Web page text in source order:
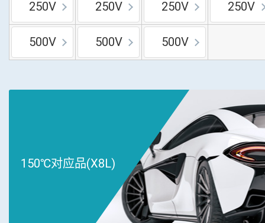
250V 250V 250V 250V
500V 500V 500V
150℃对应品(X8L)